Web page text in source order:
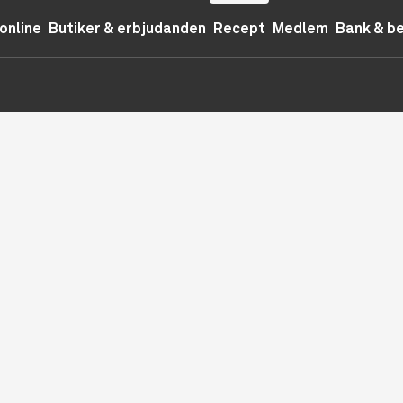
Butiker & erbjudanden Recept Medlem Bank &